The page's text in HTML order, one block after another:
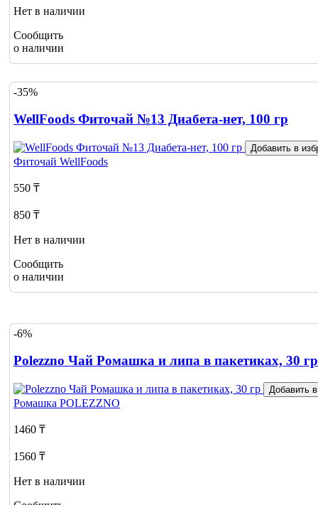
Нет в наличии
Сообщить
о наличии
-35%
WellFoods Фиточай №13 Диабета-нет, 100 гр
Добавить в
Фиточай WellFoods
550 ₸
850 ₸
Нет в наличии
Сообщить
о наличии
-6%
Polezzno Чай Ромашка и липа в пакетиках, 30 гр
Добавить
Ромашка POLEZZNO
1460 ₸
1560 ₸
Нет в наличии